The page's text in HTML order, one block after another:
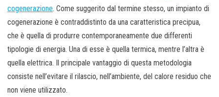
cogenerazione. Come suggerito dal termine stesso, un impianto di
cogenerazione è contraddistinto da una caratteristica precipua,
che è quella di produrre contemporaneamente due differenti
tipologie di energia. Una di esse è quella termica, mentre l’altra è
quella elettrica. Il principale vantaggio di questa metodologia
consiste nell’evitare il rilascio, nell’ambiente, del calore residuo che
non viene utilizzato.